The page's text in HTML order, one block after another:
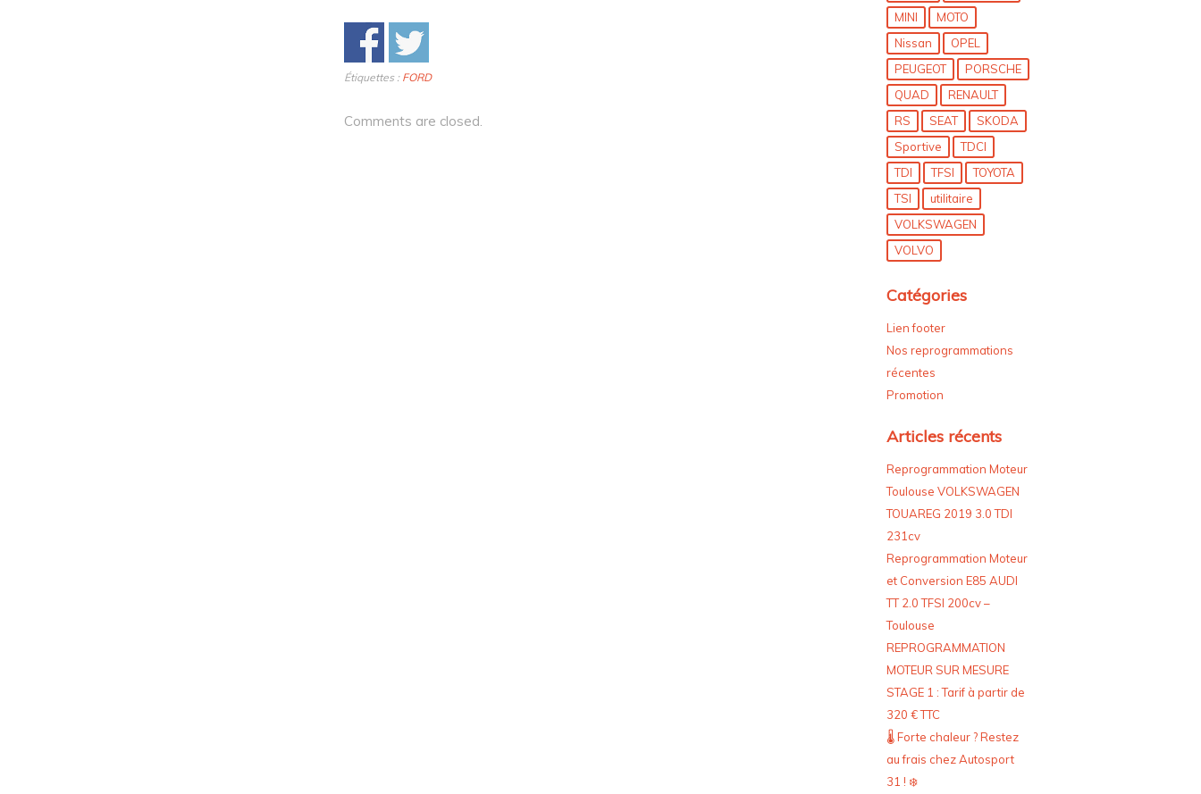
Étiquettes : FORD
Comments are closed.
MINI
MOTO
Nissan
OPEL
PEUGEOT
PORSCHE
QUAD
RENAULT
RS
SEAT
SKODA
Sportive
TDCI
TDI
TFSI
TOYOTA
TSI
utilitaire
VOLKSWAGEN
VOLVO
Catégories
Lien footer
Nos reprogrammations
récentes
Promotion
Articles récents
Reprogrammation Moteur
Toulouse VOLKSWAGEN
TOUAREG 2019 3.0 TDI
231cv
Reprogrammation Moteur
et Conversion E85 AUDI
TT 2.0 TFSI 200cv –
Toulouse
REPROGRAMMATION
MOTEUR SUR MESURE
STAGE 1 : Tarif à partir de
320 € TTC
🌡️ Forte chaleur ? Restez
au frais chez Autosport
31 ! ❄️